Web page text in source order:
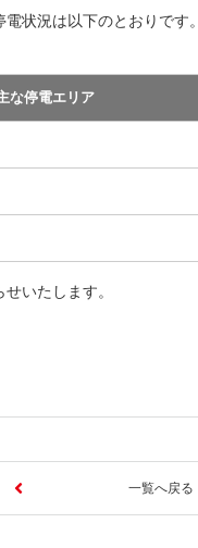
状況は以下のとおりです。
な停電エリア
いたします。
一覧へ戻る